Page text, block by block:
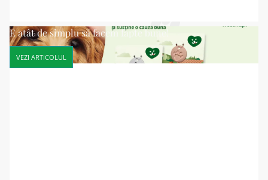
E atât de simplu să facem fapte bune!
VEZI ARTICOLUL